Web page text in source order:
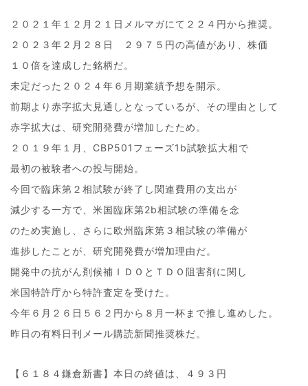
２０２１年１２月２１日メルマガにて２２４円から推奨。
２０２３年２月２８日 ２９７５円の高値があり、株価
１０倍を達成した銘柄だ。
未定だった２０２４年６月期業績予想を開示。
前期より赤字拡大見通しとなっているが、その理由として
赤字拡大は、研究開発費が増加したため。
２０１９年１月、CBP501フェーズ1b試験拡大相で
最初の被験者への投与開始。
今回で臨床第２相試験が終了し関連費用の支出が
減少する一方で、米国臨床第2b相試験の準備を念
のため実施し、さらに欧州臨床第３相試験の準備が
進捗したことが、研究開発費が増加理由だ。
開発中の抗がん剤候補ＩＤＯとＴＤＯ阻害剤に関し
米国特許庁から特許査定を受けた。
今年６月２６日５６２円から８月一杯まで推し進めした。
昨日の有料日刊メール購読新聞推奨株だ。
【６１８４鎌倉新書】本日の終値は、４９３円